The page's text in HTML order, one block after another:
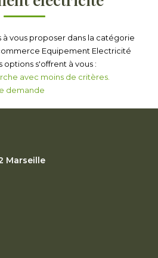
Louer
VENDRE
à vous proposer dans la catégorie
Equipement Electricité
s'offrent à vous :
avec moins de critères.
demande
Marseille